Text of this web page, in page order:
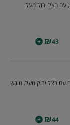
עם בצל ירוק מעל
₪43
+
עם בצל ירוק מעל. מוגש
₪44
+